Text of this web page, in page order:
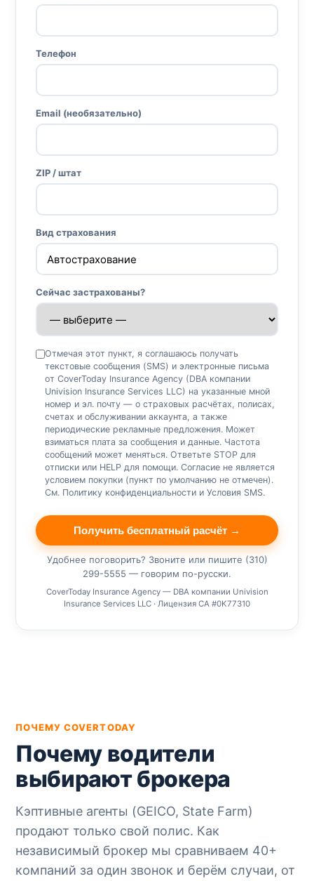
Телефон
Email (необязательно)
ZIP / штат
Вид страхования
Сейчас застрахованы?
Отмечая этот пункт, я соглашаюсь получать
текстовые сообщения (SMS) и электронные письма
от CoverToday Insurance Agency (DBA компании
Univision Insurance Services LLC) на указанные мной
номер и эл. почту — о страховых расчётах, полисах,
счетах и обслуживании аккаунта, а также
периодические рекламные предложения. Может
взиматься плата за сообщения и данные. Частота
сообщений может меняться. Ответьте STOP для
отписки или HELP для помощи. Согласие не является
условием покупки (пункт по умолчанию не отмечен).
См. Политику конфиденциальности и Условия SMS.
Получить бесплатный расчёт →
Удобнее поговорить? Звоните или пишите (310)
299-5555 — говорим по-русски.
CoverToday Insurance Agency — DBA компании Univision
Insurance Services LLC · Лицензия CA #0K77310
ПОЧЕМУ COVERTODAY
Почему водители
выбирают брокера
Кэптивные агенты (GEICO, State Farm)
продают только свой полис. Как
независимый брокер мы сравниваем 40+
компаний за один звонок и берём случаи, от